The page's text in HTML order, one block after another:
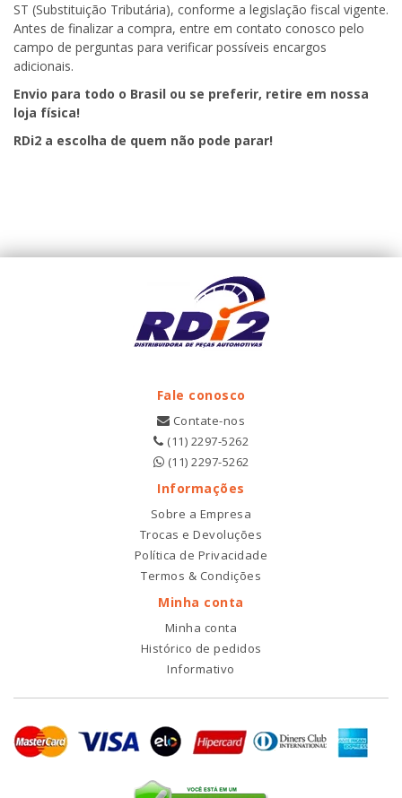
ST (Substituição Tributária), conforme a legislação fiscal vigente.
Antes de finalizar a compra, entre em contato conosco pelo
campo de perguntas para verificar possíveis encargos
adicionais.
Envio para todo o Brasil ou se preferir, retire em nossa
loja física!
RDi2 a escolha de quem não pode parar!
Fale conosco
Contate-nos
(11) 2297-5262
(11) 2297-5262
Informações
Sobre a Empresa
Trocas e Devoluções
Política de Privacidade
Termos & Condições
Minha conta
Minha conta
Histórico de pedidos
Informativo